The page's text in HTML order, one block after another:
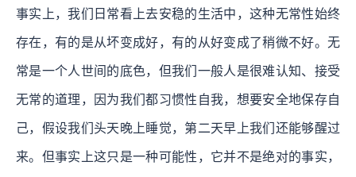
事实上，我们日常看上去安稳的生活中，这种无常性始终
存在，有的是从坏变成好，有的从好变成了稍微不好。无
常是一个人世间的底色，但我们一般人是很难认知、接受
无常的道理，因为我们都习惯性自我，想要安全地保存自
己，假设我们头天晚上睡觉，第二天早上我们还能够醒过
来。但事实上这只是一种可能性，它并不是绝对的事实，